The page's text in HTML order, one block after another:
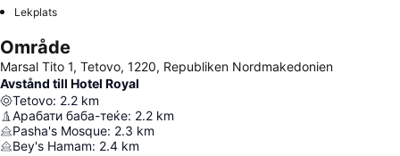
Lekplats
Område
Marsal Tito 1, Tetovo, 1220, Republiken Nordmakedonien
Avstånd till Hotel Royal
Tetovo: 2.2 km
Арабати баба-теќе: 2.2 km
Pasha's Mosque: 2.3 km
Bey's Hamam: 2.4 km